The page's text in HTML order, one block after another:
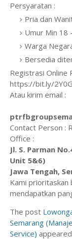
Persyaratan :
Pria dan
Umur Min 18
Warga
Bersedia
Registrasi Online
https://bit.ly/
Atau kirim email :
Contact Person :
Office :
Jl. S. Parman
Unit 5&6)
Jawa Tengah,
Kami prioritaskan
mendapatkan
The post
Semarang
Service)